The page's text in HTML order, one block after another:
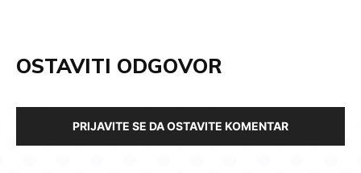
OSTAVITI ODGOVOR
PRIJAVITE SE DA OSTAVITE KOMENTAR